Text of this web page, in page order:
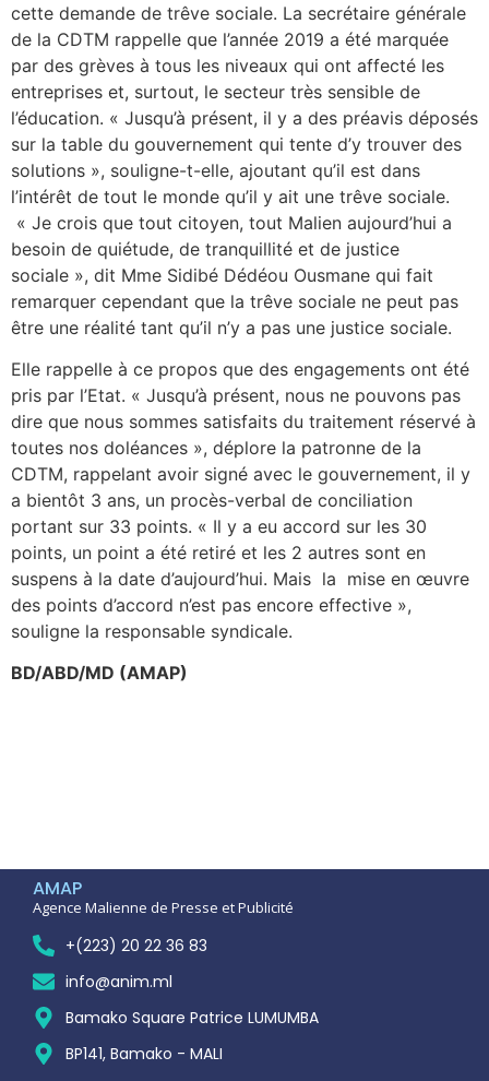
cette demande de trêve sociale. La secrétaire générale
de la CDTM rappelle que l’année 2019 a été marquée
par des grèves à tous les niveaux qui ont affecté les
entreprises et, surtout, le secteur très sensible de
l’éducation. « Jusqu’à présent, il y a des préavis déposés
sur la table du gouvernement qui tente d’y trouver des
solutions », souligne-t-elle, ajoutant qu’il est dans
l’intérêt de tout le monde qu’il y ait une trêve sociale.
« Je crois que tout citoyen, tout Malien aujourd’hui a
besoin de quiétude, de tranquillité et de justice
sociale », dit Mme Sidibé Dédéou Ousmane qui fait
remarquer cependant que la trêve sociale ne peut pas
être une réalité tant qu’il n’y a pas une justice sociale.
Elle rappelle à ce propos que des engagements ont été
pris par l’Etat. « Jusqu’à présent, nous ne pouvons pas
dire que nous sommes satisfaits du traitement réservé à
toutes nos doléances », déplore la patronne de la
CDTM, rappelant avoir signé avec le gouvernement, il y
a bientôt 3 ans, un procès-verbal de conciliation
portant sur 33 points. « Il y a eu accord sur les 30
points, un point a été retiré et les 2 autres sont en
suspens à la date d’aujourd’hui. Mais la mise en œuvre
des points d’accord n’est pas encore effective »,
souligne la responsable syndicale.
BD/ABD/MD (AMAP)
AMAP
Agence Malienne de Presse et Publicité
+(223) 20 22 36 83
info@anim.ml
Bamako Square Patrice LUMUMBA
BP141, Bamako - MALI